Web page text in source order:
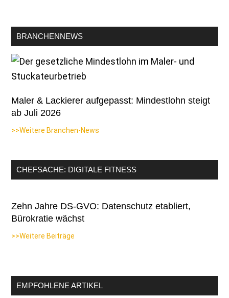
BRANCHENNEWS
Maler & Lackierer aufgepasst: Mindestlohn steigt
ab Juli 2026
>>Weitere Branchen-News
CHEFSACHE: DIGITALE FITNESS
Zehn Jahre DS-GVO: Datenschutz etabliert,
Bürokratie wächst
>>Weitere Beiträge
EMPFOHLENE ARTIKEL